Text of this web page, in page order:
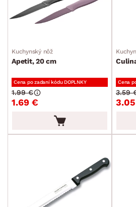
MIESTNOSŤ
Kuchynský nôž
Apetit, 20 cm
Cena po zadaní kódu DOPLNKY
1.69 €
1.99 €
Cena
3.59